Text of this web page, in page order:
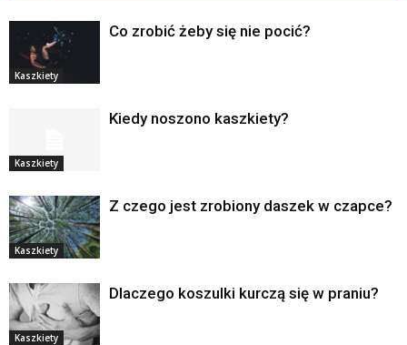
Kaszkiety
Co zrobić żeby się nie pocić?
Kaszkiety
Kiedy noszono kaszkiety?
Kaszkiety
Z czego jest zrobiony daszek w czapce?
Kaszkiety
Dlaczego koszulki kurczą się w praniu?